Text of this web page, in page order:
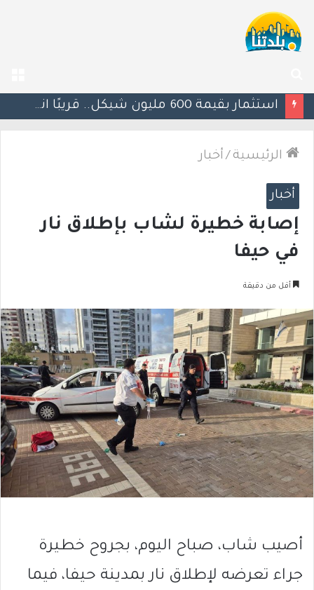
عن
الرئيسية / أخبار
أخبار
إصابة خطيرة لشاب بإطلاق نار
في حيفا
أقل من دقيقة
أصيب شاب، صباح اليوم، بجروح خطيرة
جراء تعرضه لإطلاق نار بمدينة حيفا، فيما